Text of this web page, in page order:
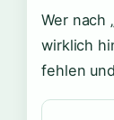
Wer nach
wirklich
fehlen